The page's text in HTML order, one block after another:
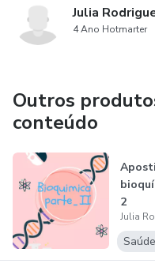
Julia
4 Ano Hotmarter
Outros
conteúdo
2
Julia